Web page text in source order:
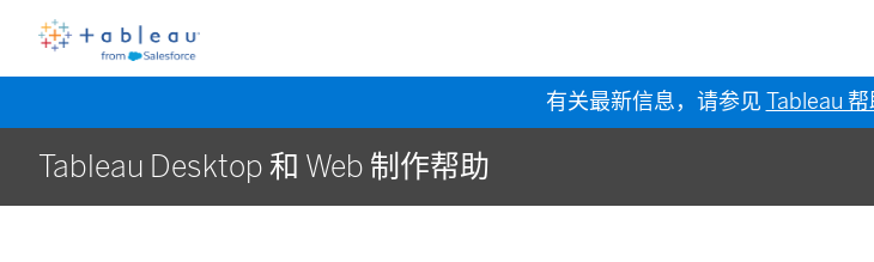
有关最新信息，请参见 Tableau
Tableau Desktop 和 Web 制作帮助